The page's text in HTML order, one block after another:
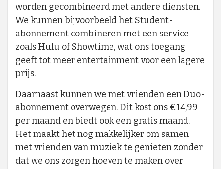
worden gecombineerd met andere diensten.
We kunnen bijvoorbeeld het Student-
abonnement combineren met een service
zoals Hulu of Showtime, wat ons toegang
geeft tot meer entertainment voor een lagere
prijs.
Daarnaast kunnen we met vrienden een Duo-
abonnement overwegen. Dit kost ons €14,99
per maand en biedt ook een gratis maand.
Het maakt het nog makkelijker om samen
met vrienden van muziek te genieten zonder
dat we ons zorgen hoeven te maken over